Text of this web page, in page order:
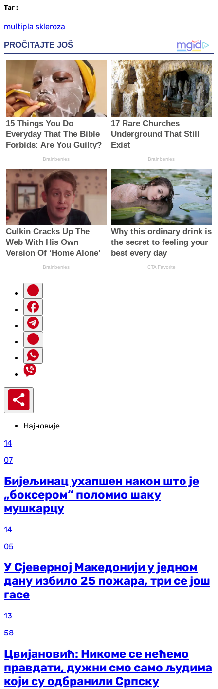
Таг :
multipla skleroza
Најновије
14
07
Бијељинац ухапшен након што је
„боксером“ поломио шаку
мушкарцу
14
05
У Сјеверној Македонији у једном
дану избило 25 пожара, три се још
гасе
13
58
Цвијановић: Никоме се нећемо
правдати, дужни смо само људима
који су одбранили Српску